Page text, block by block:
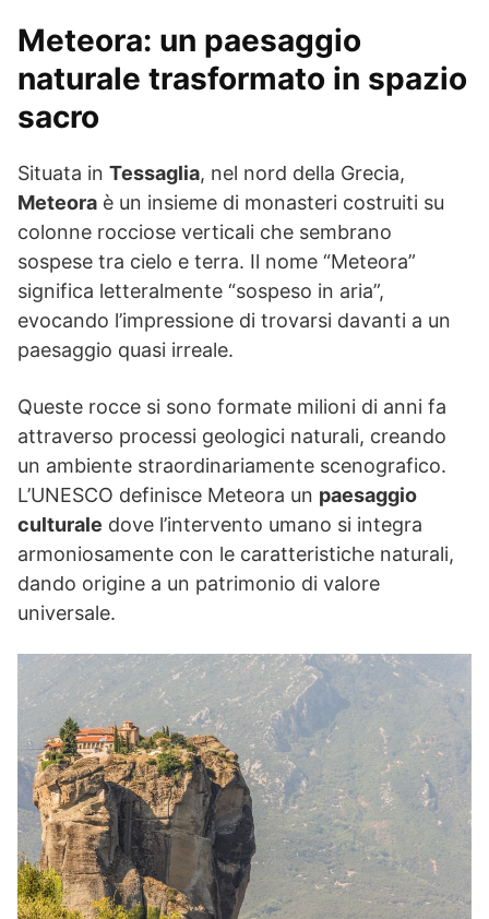
Meteora: un paesaggio
naturale trasformato in spazio
sacro
Situata in Tessaglia, nel nord della Grecia,
Meteora è un insieme di monasteri costruiti su
colonne rocciose verticali che sembrano
sospese tra cielo e terra. Il nome “Meteora”
significa letteralmente “sospeso in aria”,
evocando l’impressione di trovarsi davanti a un
paesaggio quasi irreale.
Queste rocce si sono formate milioni di anni fa
attraverso processi geologici naturali, creando
un ambiente straordinariamente scenografico.
L’UNESCO definisce Meteora un paesaggio
culturale dove l’intervento umano si integra
armoniosamente con le caratteristiche naturali,
dando origine a un patrimonio di valore
universale.